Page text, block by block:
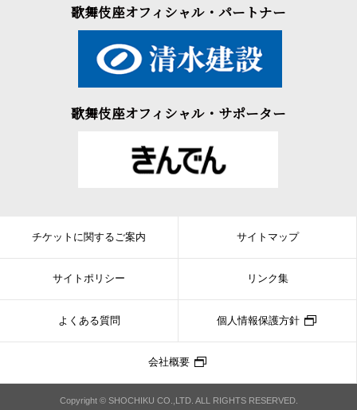
歌舞伎座オフィシャル・パートナー
歌舞伎座オフィシャル・サポーター
チケットに関するご案内 サイトマップ
サイトポリシー リンク集
よくある質問 個人情報保護方針
会社概要
Copyright © SHOCHIKU CO.,LTD. ALL RIGHTS RESERVED.